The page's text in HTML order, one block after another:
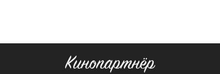
Кинопартнёр